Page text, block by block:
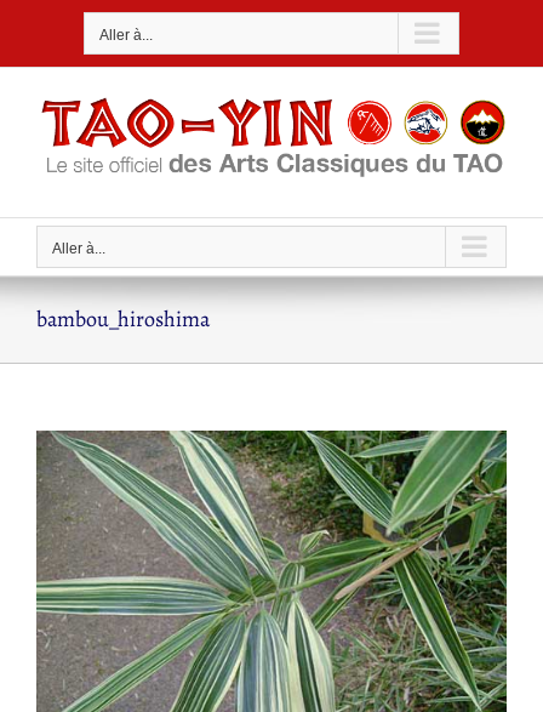
Aller à...
Aller à...
bambou_hiroshima